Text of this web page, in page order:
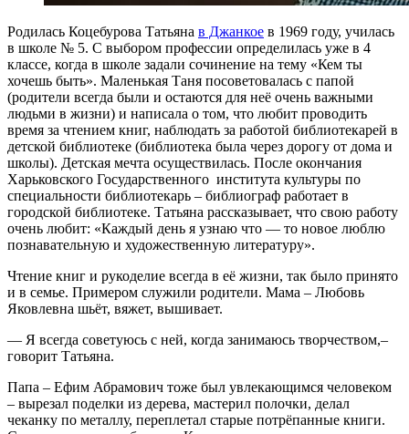
Родилась Коцебурова Татьяна в Джанкое в 1969 году, училась
в школе № 5. С выбором профессии определилась уже в 4
классе, когда в школе задали сочинение на тему «Кем ты
хочешь быть». Маленькая Таня посоветовалась с папой
(родители всегда были и остаются для неё очень важными
людьми в жизни) и написала о том, что любит проводить
время за чтением книг, наблюдать за работой библиотекарей в
детской библиотеке (библиотека была через дорогу от дома и
школы). Детская мечта осуществилась. После окончания
Харьковского Государственного института культуры по
специальности библиотекарь – библиограф работает в
городской библиотеке. Татьяна рассказывает, что свою работу
очень любит: «Каждый день я узнаю что — то новое люблю
познавательную и художественную литературу».
Чтение книг и рукоделие всегда в её жизни, так было принято
и в семье. Примером служили родители. Мама – Любовь
Яковлевна шьёт, вяжет, вышивает.
— Я всегда советуюсь с ней, когда занимаюсь творчеством,–
говорит Татьяна.
Папа – Ефим Абрамович тоже был увлекающимся человеком
– вырезал поделки из дерева, мастерил полочки, делал
чеканку по металлу, переплетал старые потрёпанные книги.